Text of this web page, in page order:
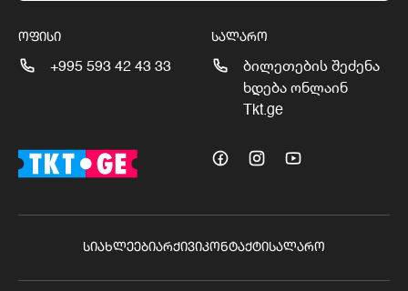
ᲝᲤᲘᲡᲘ
+995 593 42 43 33
ᲡᲐᲚᲐᲠᲝ
ბილეთების შეძენა
ხდება ონლაინ
Tkt.ge
ᲡᲘᲐᲮᲚᲔᲔᲑᲘᲐᲠᲥᲘᲕᲘᲙᲝᲜᲢᲐᲥᲢᲘᲡᲐᲚᲐᲠᲝ